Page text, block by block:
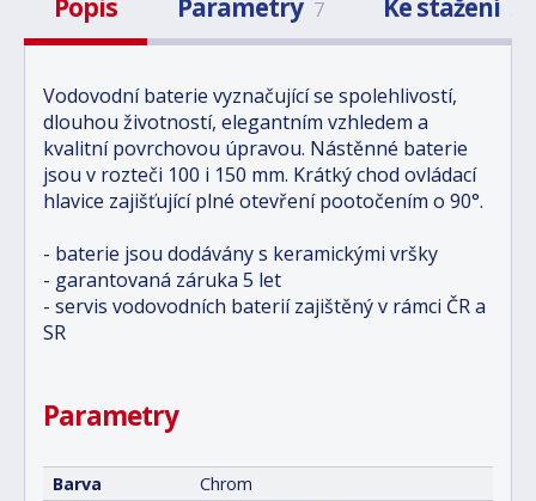
Popis Parametry 7 Ke stažení
Vodovodní baterie vyznačující se spolehlivostí,
dlouhou životností, elegantním vzhledem a
kvalitní povrchovou úpravou. Nástěnné baterie
jsou v rozteči 100 i 150 mm. Krátký chod ovládací
hlavice zajišťující plné otevření pootočením o 90°.
- baterie jsou dodávány s keramickými vršky
- garantovaná záruka 5 let
- servis vodovodních baterií zajištěný v rámci ČR a
SR
Parametry
Barva
Chrom